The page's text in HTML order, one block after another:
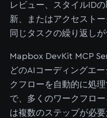
レビュー、スタイルID
新、またはアクセスト
同じタスクの繰り返しが
Mapbox DevKit MCP
どのAIコーディングエ
クフローを自動的に処
で、多くのワークフロ
は複数のステップが必